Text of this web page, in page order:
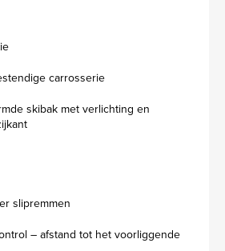
carrosserie
skibak met verlichting en
slipremmen
– afstand tot het voorliggende